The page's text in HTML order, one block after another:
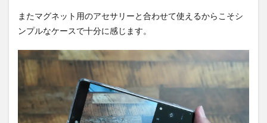
またマグネット用のアセサリーと合わせて使えるからこそシ
ンプルなケースで十分に感じます。